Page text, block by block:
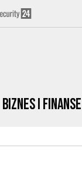
Biznes i Finanse